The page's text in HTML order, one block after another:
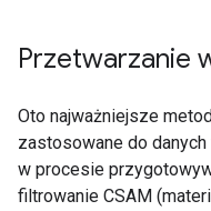
Przetwarzanie
Oto najważniejsze
zastosowane do
w procesie
filtrowanie CSAM